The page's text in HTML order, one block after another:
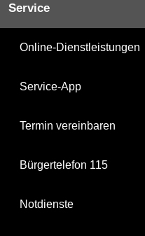
Service
Online-Dienstleistungen
Service-App
Termin vereinbaren
Bürgertelefon 115
Notdienste